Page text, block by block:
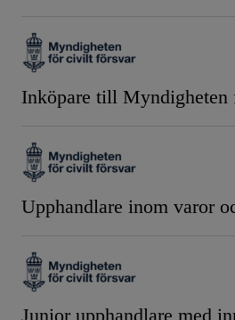
Inköpare till
Upphandlare inom varor